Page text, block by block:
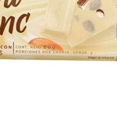
Aceite